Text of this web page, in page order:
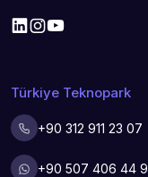
Türkiye Teknopark
+90 312 911 23 07
+90 507 406 44